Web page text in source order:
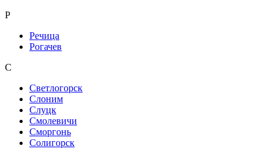
Р
Речица
Рогачев
С
Светлогорск
Слоним
Слуцк
Смолевичи
Сморгонь
Солигорск